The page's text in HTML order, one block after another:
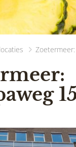
Zoetermeer: